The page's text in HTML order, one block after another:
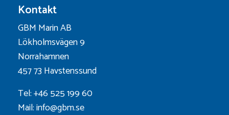
Kontakt
GBM Marin AB
Lökholmsvägen 9
Norrahamnen
457 73 Havstenssund
Tel: +46 525 199 60
Mail: info@gbm.se